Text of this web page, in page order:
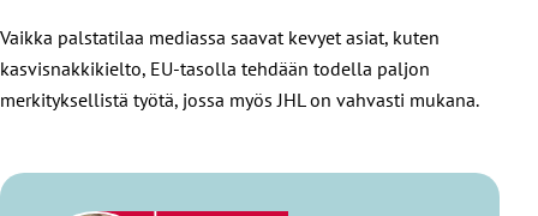
Vaikka palstatilaa mediassa saavat kevyet asiat, kuten
kasvisnakkikielto, EU-tasolla tehdään todella paljon
merkityksellistä työtä, jossa myös JHL on vahvasti mukana.